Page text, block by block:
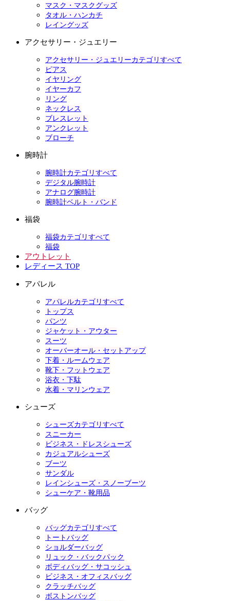
マスク・マスクグッズ
タオル・ハンカチ
レイングッズ
アクセサリー・ジュエリー
アクセサリー・ジュエリーカテゴリすべて
ピアス
イヤリング
イヤーカフ
リング
ネックレス
ブレスレット
アンクレット
ブローチ
腕時計
腕時計カテゴリすべて
デジタル腕時計
アナログ腕時計
腕時計ベルト・バンド
福袋
福袋カテゴリすべて
福袋
アウトレット
レディース TOP
アパレル
アパレルカテゴリすべて
トップス
パンツ
ジャケット・アウター
スーツ
オーバーオール・セットアップ
下着・ルームウェア
靴下・フットウェア
浴衣・下駄
水着・マリンウェア
シューズ
シューズカテゴリすべて
スニーカー
ビジネス・ドレスシューズ
カジュアルシューズ
ブーツ
サンダル
レインシューズ・スノーブーツ
シューケア・靴用品
バッグ
バッグカテゴリすべて
トートバッグ
ショルダーバッグ
リュック・バックパック
ボディバッグ・サコッシュ
ビジネス・オフィスバッグ
クラッチバッグ
ボストンバッグ